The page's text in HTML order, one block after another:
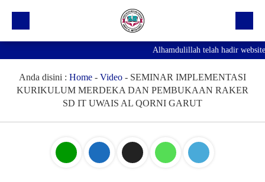
Profil Sekolah
Fasilitas
Alhamdulillah telah hadir
Anda disini : Home - Video - SEMINAR IMPLEMENTASI
KURIKULUM MERDEKA DAN PEMBUKAAN RAKER
SD IT UWAIS AL QORNI GARUT